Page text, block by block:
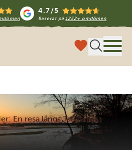
4.7/5
Baserat på1252+ omdömen
En resa längs Tanzanias